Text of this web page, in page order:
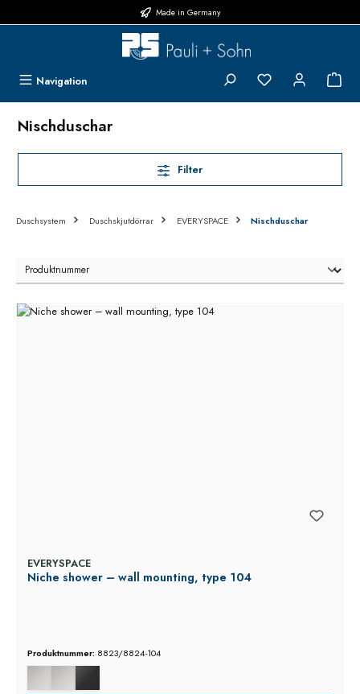
Made in Germany
Navigation Du har 0 objekt i
Nischduschar
Filter
Duschsystem Duschskjutdörrar EVERYSPACE Nischduschar
EVERYSPACE
Niche shower – wall mounting, type 104
Produktnummer: 8823/8824-104